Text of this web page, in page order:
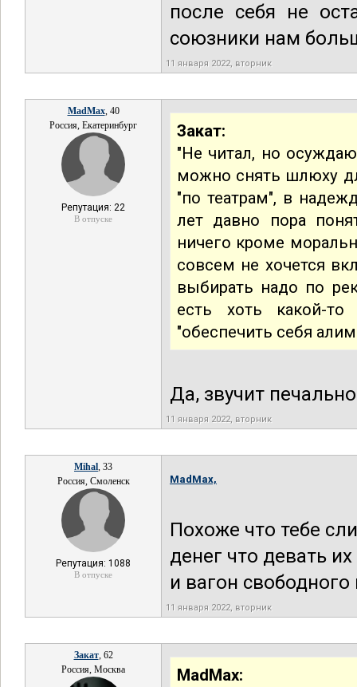
после себя не
союзники нам
11 января 2022, вторник
MadMax, 40
Россия, Екатеринбург
Репутация: 22
В отпуске
Закат:
"Не читал, но
можно снять шлюху
"по театрам", в
лет давно пора
ничего кроме
совсем не хочется
выбирать надо по
есть хоть какой-
"обеспечить себя
Да, звучит
11 января 2022, вторник
Mihal, 33
Россия, Смоленск
Репутация: 1088
В отпуске
MadMax,
Похоже что тебе
денег что девать их
и вагон
11 января 2022, вторник
Закат, 62
Россия, Москва
MadMax: